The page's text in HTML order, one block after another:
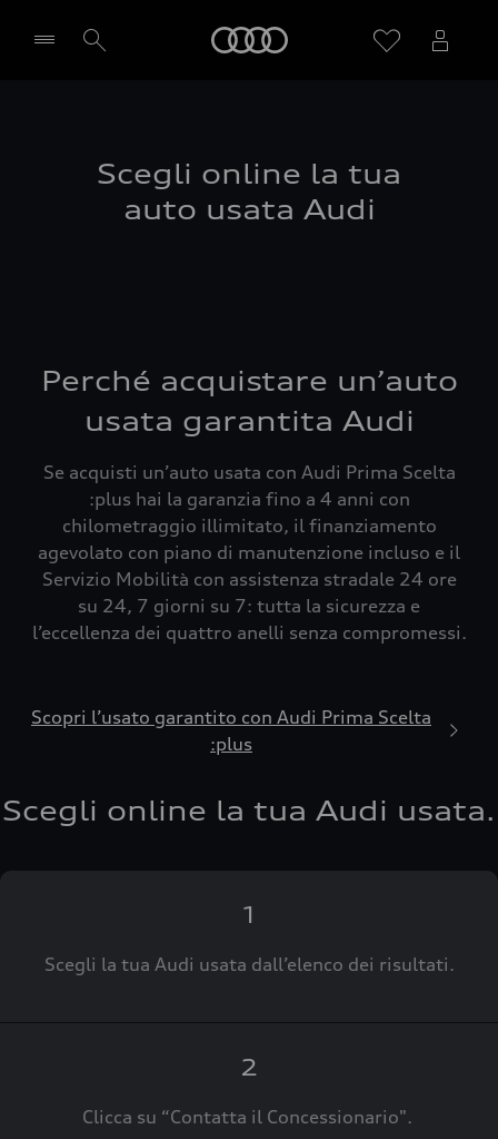
Scegli online la tua
auto usata Audi
Perché acquistare un’auto
usata garantita Audi
Se acquisti un’auto usata con Audi Prima Scelta
:plus hai la garanzia fino a 4 anni con
chilometraggio illimitato, il finanziamento
agevolato con piano di manutenzione incluso e il
Servizio Mobilità con assistenza stradale 24 ore
su 24, 7 giorni su 7: tutta la sicurezza e
l’eccellenza dei quattro anelli senza compromessi.
Scopri l’usato garantito con Audi Prima Scelta
:plus
Scegli online la tua Audi usata.
1
Scegli la tua Audi usata dall’elenco dei risultati.
2
Clicca su “Contatta il Concessionario".